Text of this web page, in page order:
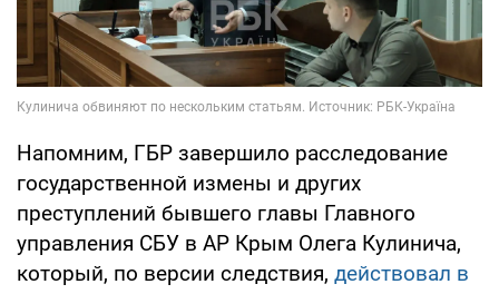
Напомним, ГБР завершило расследование
государственной измены и других
преступлений бывшего главы Главного
управления СБУ в АР Крым Олега Кулинича,
который, по версии следствия, действовал в